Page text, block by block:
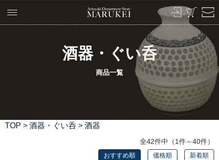
酒器・ぐい呑
商品一覧
TOP > 酒器・ぐい呑 > 酒器
全42件中（1件～40件）
おすすめ順 価格順 新着順